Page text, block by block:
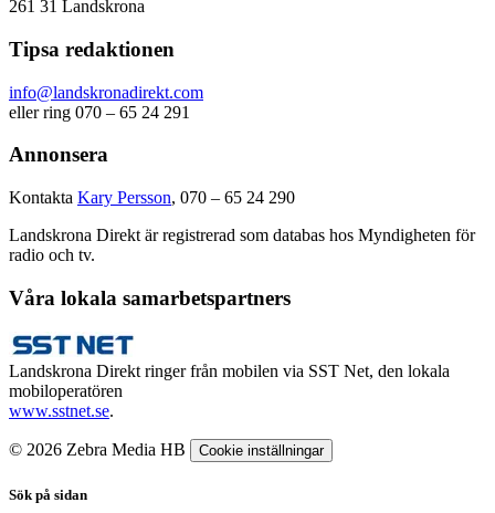
261 31 Landskrona
Tipsa redaktionen
info@landskronadirekt.com
eller ring 070 – 65 24 291
Annonsera
Kontakta Kary Persson, 070 – 65 24 290
Landskrona Direkt är registrerad som databas hos Myndigheten för
radio och tv.
Våra lokala samarbetspartners
Landskrona Direkt ringer från mobilen via SST Net, den lokala
mobiloperatören
www.sstnet.se.
© 2026 Zebra Media HB Cookie inställningar
Sök på sidan